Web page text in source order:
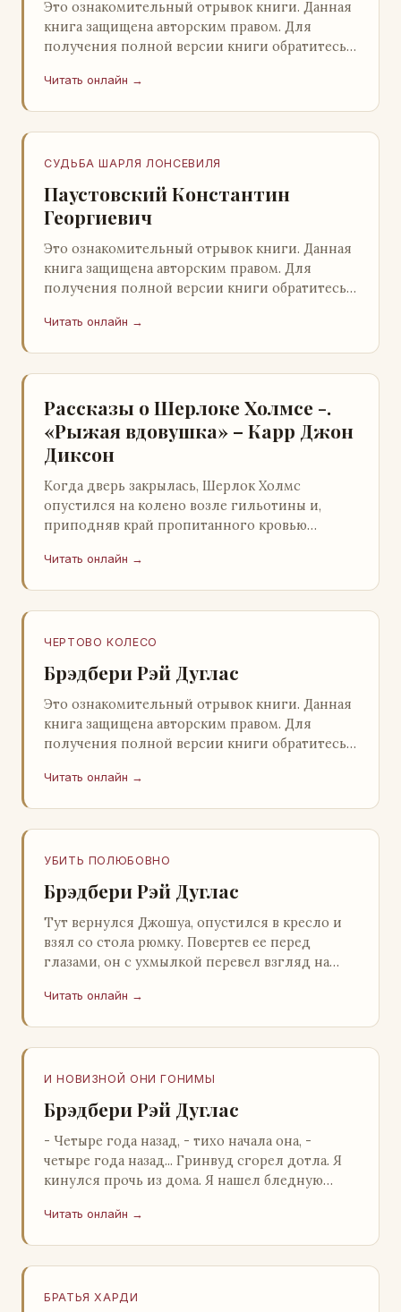
Это ознакомительный отрывок книги. Данная
книга защищена авторским правом. Для
получения полной версии книги обратитесь к
легального ко…
Читать онлайн →
СУДЬБА ШАРЛЯ ЛОНСЕВИЛЯ
Паустовский Константин
Георгиевич
Это ознакомительный отрывок книги. Данная
книга защищена авторским правом. Для
получения полной версии книги обратитесь к
легального ко…
Читать онлайн →
Рассказы о Шерлоке Холмсе -.
«Рыжая вдовушка» – Карр Джон
Диксон
Когда дверь закрылась, Шерлок Холмс
опустился на колено возле гильотины и,
приподняв край пропитанного кровью
скрывался под ним…
Читать онлайн →
ЧЕРТОВО КОЛЕСО
Брэдбери Рэй Дуглас
Это ознакомительный отрывок книги. Данная
книга защищена авторским правом. Для
получения полной версии книги обратитесь к
легального ко…
Читать онлайн →
УБИТЬ ПОЛЮБОВНО
Брэдбери Рэй Дуглас
Тут вернулся Джошуа, опустился в кресло и
взял со стола рюмку. Повертев ее перед
глазами, он с ухмылкой перевел взгляд на
видом с…
Читать онлайн →
И НОВИЗНОЙ ОНИ ГОНИМЫ
Брэдбери Рэй Дуглас
- Четыре года назад, - тихо начала она, -
четыре года назад... Гринвуд сгорел дотла. Я
кинулся прочь из дома. Я нашел бледную
Читать онлайн →
БРАТЬЯ ХАРДИ